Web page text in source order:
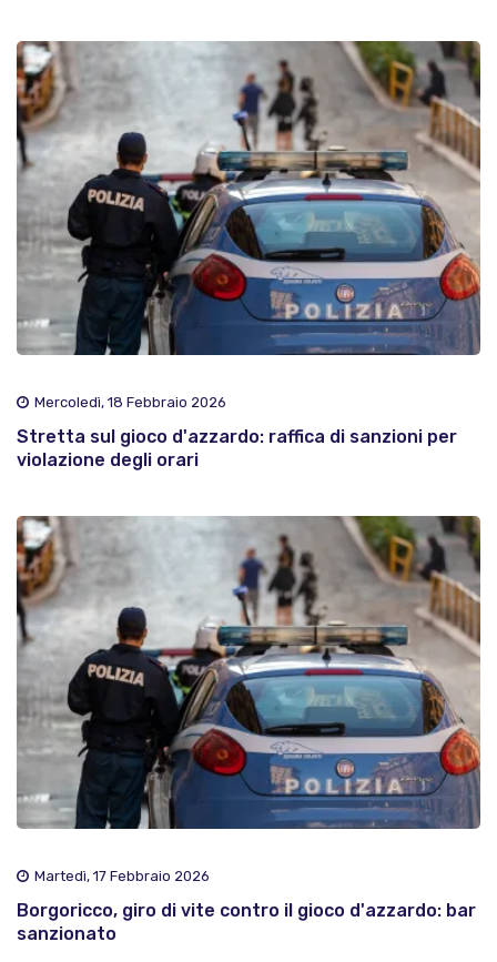
Mercoledì, 18 Febbraio 2026
Stretta sul gioco d'azzardo: raffica di sanzioni per
violazione degli orari
Martedì, 17 Febbraio 2026
Borgoricco, giro di vite contro il gioco d'azzardo: bar
sanzionato